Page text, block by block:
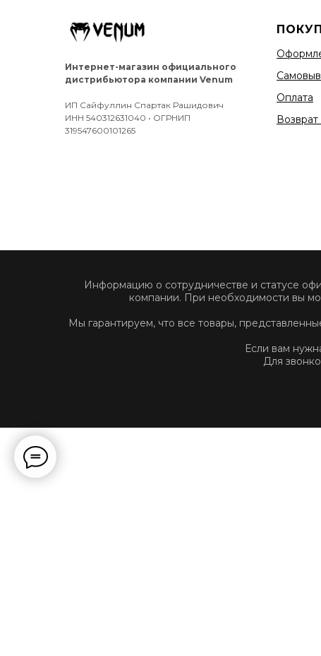
Интернет-магазин официального
дистрибьютора компании Venum
ИП Сайфуллин Спартак Рашидович
ИНН 540312631040 • ОГРНИП
319547600101265
Оплата
Возврат
Информацию о сотрудничестве и статусе
компании. При необходимости вы
Мы гарантируем, что все товары,
Если вам
Для